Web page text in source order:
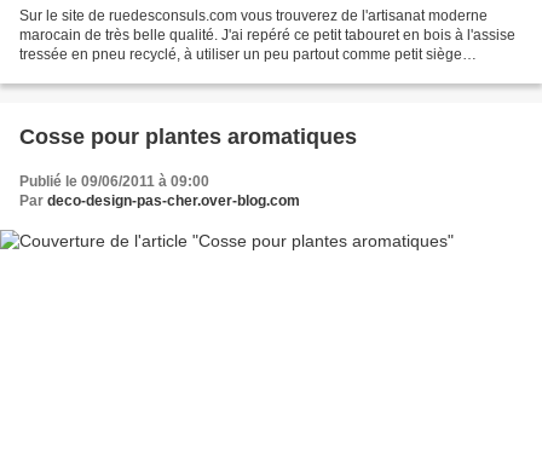
Sur le site de ruedesconsuls.com vous trouverez de l'artisanat moderne
marocain de très belle qualité. J'ai repéré ce petit tabouret en bois à l'assise
tressée en pneu recyclé, à utiliser un peu partout comme petit siège
Cosse pour plantes aromatiques
Publié le 09/06/2011 à 09:00
Par deco-design-pas-cher.over-blog.com